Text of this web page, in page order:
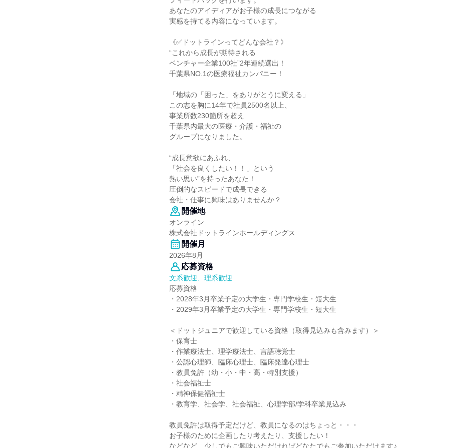
あなたのアイディアがお子様の成長につながる
実感を持てる内容になっています。
《✅ドットラインってどんな会社？》
“これから成長が期待される
ベンチャー企業100社”2年連続選出！
千葉県NO.1の医療福祉カンパニー！
「地域の「困った」をありがとうに変える」
この志を胸に14年で社員2500名以上、
事業所数230箇所を超え
千葉県内最大の医療・介護・福祉の
グループになりました。
“成長意欲にあふれ、
「社会を良くしたい！！」という
熱い思い”を持ったあなた！
圧倒的なスピードで成長できる
会社・仕事に興味はありませんか？
開催地
オンライン
株式会社ドットラインホールディングス
開催月
2026年8月
応募資格
文系歓迎、理系歓迎
応募資格
・2028年3月卒業予定の大学生・専門学校生・短大生
・2029年3月卒業予定の大学生・専門学校生・短大生
＜ドットジュニアで歓迎している資格（取得見込みも含みます）＞
・保育士
・作業療法士、理学療法士、言語聴覚士
・公認心理師、臨床心理士、臨床発達心理士
・教員免許（幼・小・中・高・特別支援）
・社会福祉士
・精神保健福祉士
・教育学、社会学、社会福祉、心理学部/学科卒業見込み
教員免許は取得予定だけど、教員になるのはちょっと・・・
お子様のために企画したり考えたり、支援したい！
などなど、少しでもご興味いただければどなたでもご参加いただけます♪